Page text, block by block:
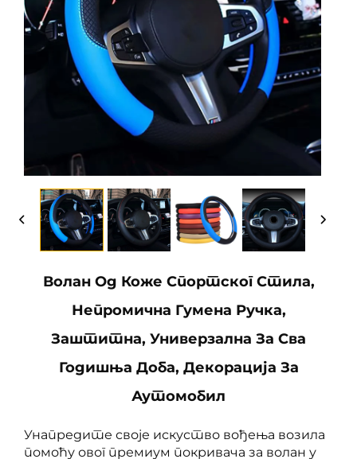
Волан Од Коже Спортског Стила,
Непромична Гумена Ручка,
Заштитна, Универзална За Сва
Годишња Доба, Декорација За
Аутомобил
Унапредите своје искуство вођења возила
помоћу овог премиум покривача за волан у